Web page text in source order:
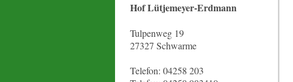
Hof Lütjemeyer-Erdmann
Tulpenweg 19
27327 Schwarme
Telefon: 04258 203